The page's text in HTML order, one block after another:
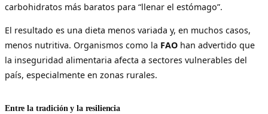
carbohidratos más baratos para “llenar el estómago”.
El resultado es una dieta menos variada y, en muchos casos,
menos nutritiva. Organismos como la FAO han advertido que
la inseguridad alimentaria afecta a sectores vulnerables del
país, especialmente en zonas rurales.
Entre la tradición y la resiliencia